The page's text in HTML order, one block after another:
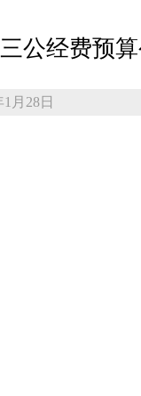
公经费预
月28日